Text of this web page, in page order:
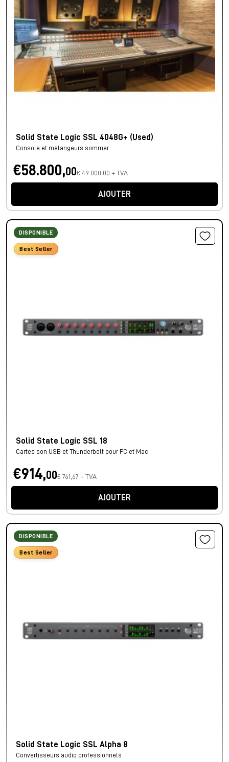
Solid State Logic SSL 4048G+ (Used)
Console et mélangeurs sommer
€58.800,00€ 49.000,00 + TVA
AJOUTER
DISPONIBLE
Best Seller
Solid State Logic SSL 18
Cartes son USB et Thunderbolt pour PC et Mac
€914,00€ 761,67 + TVA
AJOUTER
DISPONIBLE
Best Seller
Solid State Logic SSL Alpha 8
Convertisseurs audio professionnels